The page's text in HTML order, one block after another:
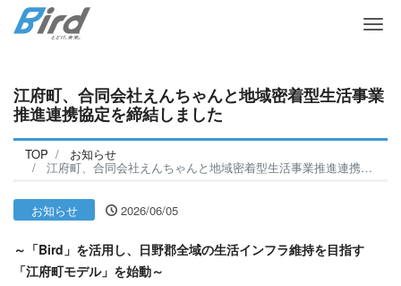
江府町、合同会社えんちゃんと地域密着型生活事業
推進連携協定を締結しました
TOP お知らせ
江府町、合同会社えんちゃんと地域密着型生活事業推進連携協定を締結しました
お知らせ 2026/06/05
～「Bird」を活用し、日野郡全域の生活インフラ維持を目指す
「江府町モデル」を始動～